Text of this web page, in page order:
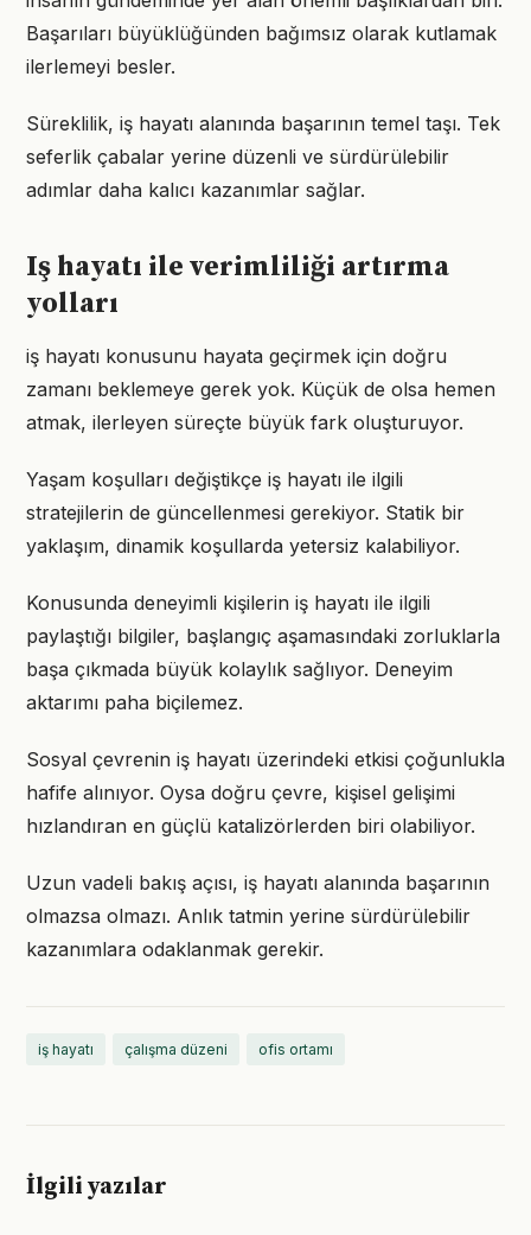
Başarıları büyüklüğünden bağımsız olarak kutlamak
ilerlemeyi besler.
Süreklilik, iş hayatı alanında başarının temel taşı. Tek
seferlik çabalar yerine düzenli ve sürdürülebilir
adımlar daha kalıcı kazanımlar sağlar.
Iş hayatı ile verimliliği artırma
yolları
iş hayatı konusunu hayata geçirmek için doğru
zamanı beklemeye gerek yok. Küçük de olsa hemen
atmak, ilerleyen süreçte büyük fark oluşturuyor.
Yaşam koşulları değiştikçe iş hayatı ile ilgili
stratejilerin de güncellenmesi gerekiyor. Statik bir
yaklaşım, dinamik koşullarda yetersiz kalabiliyor.
Konusunda deneyimli kişilerin iş hayatı ile ilgili
paylaştığı bilgiler, başlangıç aşamasındaki zorluklarla
başa çıkmada büyük kolaylık sağlıyor. Deneyim
aktarımı paha biçilemez.
Sosyal çevrenin iş hayatı üzerindeki etkisi çoğunlukla
hafife alınıyor. Oysa doğru çevre, kişisel gelişimi
hızlandıran en güçlü katalizörlerden biri olabiliyor.
Uzun vadeli bakış açısı, iş hayatı alanında başarının
olmazsa olmazı. Anlık tatmin yerine sürdürülebilir
kazanımlara odaklanmak gerekir.
iş hayatı çalışma düzeni ofis ortamı
İlgili yazılar